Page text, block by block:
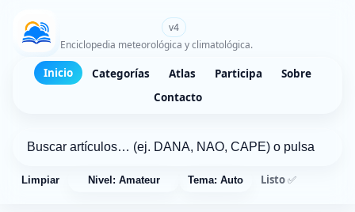
v4
Enciclopedia meteorológica y climatológica.
Inicio Categorías Atlas Participa
Sobre
Contacto
Limpiar Nivel: Amateur Tema: Auto Listo ✅